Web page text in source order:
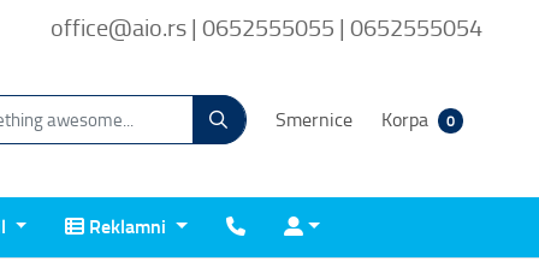
office@aio.rs | 0652555055 | 0652555054
Smernice Korpa 0
Reklamni
Reklamni KontaktPrijava